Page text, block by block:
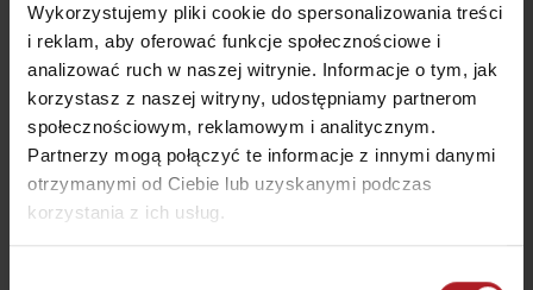
Wykorzystujemy pliki cookie do spersonalizowania treści
i reklam, aby oferować funkcje społecznościowe i
analizować ruch w naszej witrynie. Informacje o tym, jak
korzystasz z naszej witryny, udostępniamy partnerom
społecznościowym, reklamowym i analitycznym.
Partnerzy mogą połączyć te informacje z innymi danymi
otrzymanymi od Ciebie lub uzyskanymi podczas
korzystania z ich usług.
Bistro Železnô
Partizánska Ľupča
Koliba Janosika
Liptovská Osada